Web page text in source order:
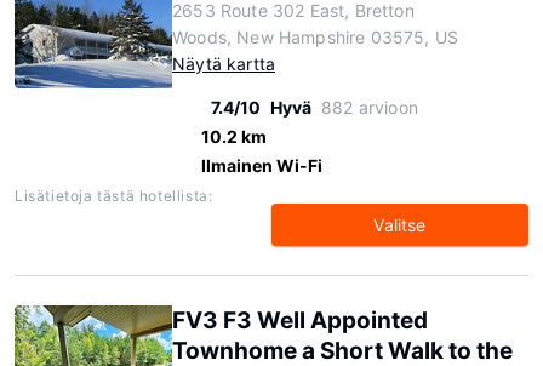
2653 Route 302 East, Bretton
Woods, New Hampshire 03575, US
Näytä kartta
7.4/10 Hyvä 882 arvioon
10.2 km
Ilmainen Wi-Fi
Lisätietoja tästä hotellista:
Valitse
FV3 F3 Well Appointed
Townhome a Short Walk to the